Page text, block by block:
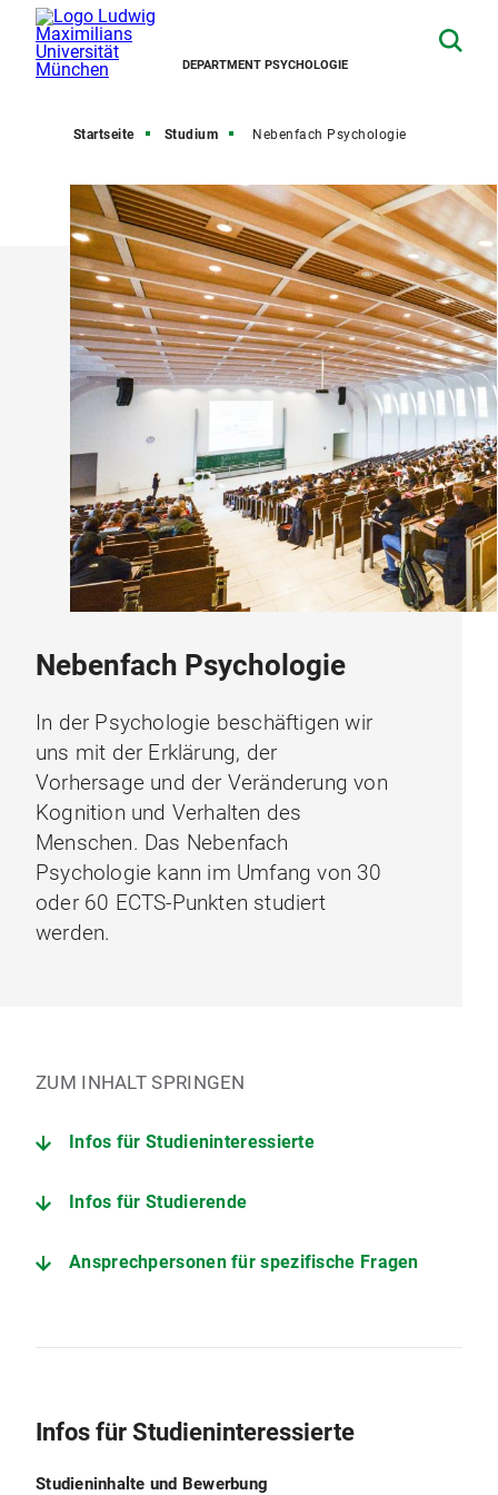
DEPARTMENT PSYCHOLOGIE
Startseite Studium Nebenfach Psychologie
Nebenfach Psychologie
In der Psychologie beschäftigen wir
uns mit der Erklärung, der
Vorhersage und der Veränderung von
Kognition und Verhalten des
Menschen. Das Nebenfach
Psychologie kann im Umfang von 30
oder 60 ECTS-Punkten studiert
werden.
ZUM INHALT SPRINGEN
Infos für Studieninteressierte
Infos für Studierende
Ansprechpersonen für spezifische Fragen
Infos für Studieninteressierte
Studieninhalte und Bewerbung